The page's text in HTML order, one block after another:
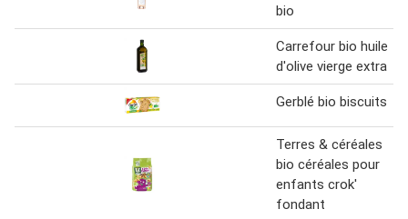
bio
Carrefour bio huile
d'olive vierge extra
Gerblé bio biscuits
Terres & céréales
bio céréales pour
enfants crok'
fondant